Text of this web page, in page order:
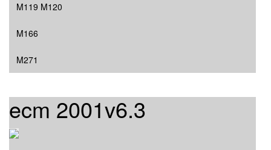
M119 M120
M166
M271
ecm 2001v6.3